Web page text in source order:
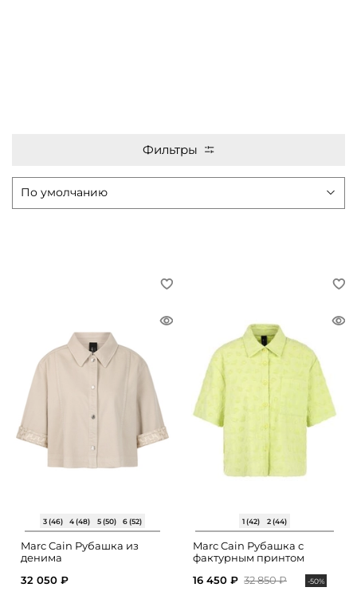
Фильтры
3 (46) 4 (48) 5 (50) 6 (52)
Marc Cain Рубашка из
денима
32 050 ₽
1 (42) 2 (44)
Marc Cain Рубашка с
фактурным принтом
16 450 ₽ 32 850 ₽ -50%